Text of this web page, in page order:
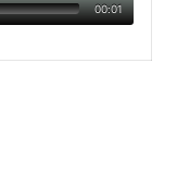
00:01